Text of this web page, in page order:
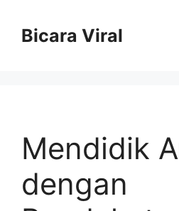
contentBicara Viral
Mendidik
dengan